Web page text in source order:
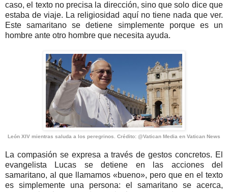
caso, el texto no precisa la dirección, sino que solo dice que
estaba de viaje. La religiosidad aquí no tiene nada que ver.
Este samaritano se detiene simplemente porque es un
hombre ante otro hombre que necesita ayuda.
León XIV mientras saluda a los peregrinos. Crédito: @Vatican Media en Vatican News
La compasión se expresa a través de gestos concretos. El
evangelista Lucas se detiene en las acciones del
samaritano, al que llamamos «bueno», pero que en el texto
es simplemente una persona: el samaritano se acerca,